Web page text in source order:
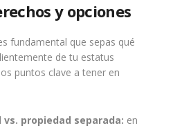
y opciones
fundamental que sepas qué
de tu estatus
puntos clave a tener en
propiedad separada: en